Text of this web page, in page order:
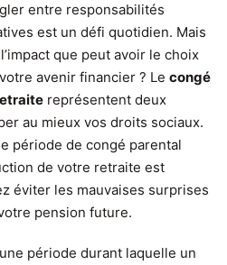
entre responsabilités
est un défi quotidien. Mais
que peut avoir le choix
avenir financier ? Le congé
représentent deux
au mieux vos droits sociaux.
période de congé parental
de votre retraite est
éviter les mauvaises surprises
pension future.
période durant laquelle un